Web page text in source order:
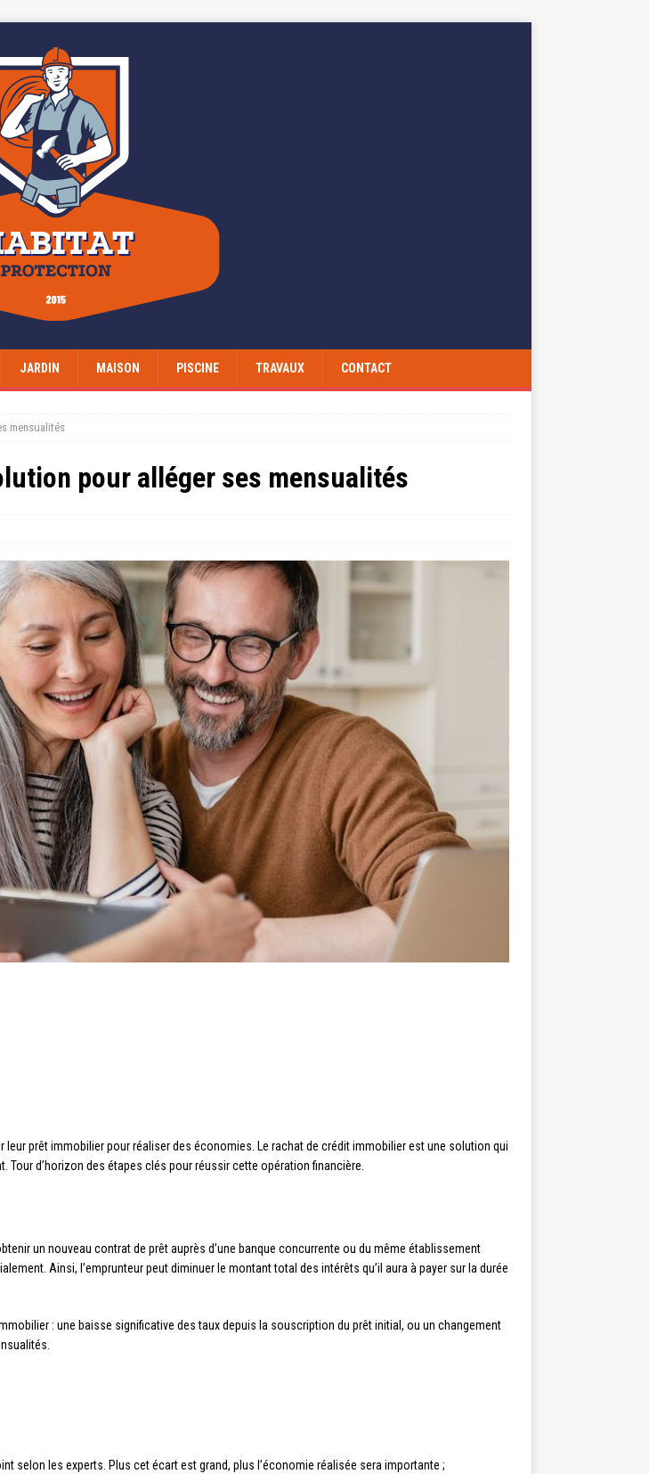
JARDIN MAISON PISCINE TRAVAUX CONTACT
mensualités
pour alléger ses mensualités
prêt immobilier pour réaliser des économies. Le rachat de crédit immobilier est une solution qui
d’horizon des étapes clés pour réussir cette opération financière.
un nouveau contrat de prêt auprès d’une banque concurrente ou du même établissement
Ainsi, l’emprunteur peut diminuer le montant total des intérêts qu’il aura à payer sur la durée
: une baisse significative des taux depuis la souscription du prêt initial, ou un changement
selon les experts. Plus cet écart est grand, plus l’économie réalisée sera importante ;